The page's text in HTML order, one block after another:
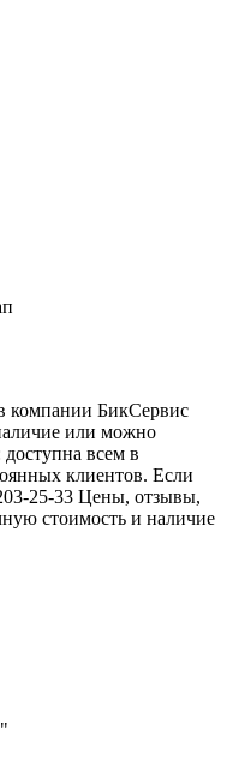
компании БикСервис
или можно
всем в
клиентов. Если
25-33 Цены, отзывы,
стоимость и наличие